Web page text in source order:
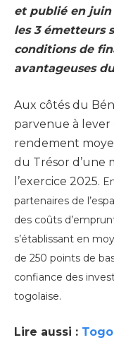
et publié en juin
les 3 émetteurs
conditions de
avantageuses
Aux côtés du
parvenue à lever
rendement
du Trésor d’une
l’exercice 2025.
partenaires de
des coûts
s’établissant en
de 250 points de
confiance des
togolaise.
Lire aussi :